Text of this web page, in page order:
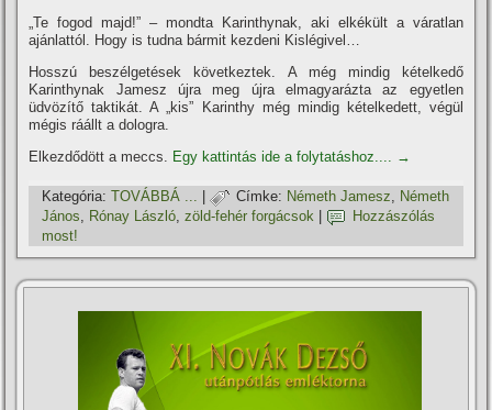
„Te fogod majd!” – mondta Karinthynak, aki elkékült a váratlan
ajánlattól. Hogy is tudna bármit kezdeni Kislégivel…
Hosszú beszélgetések következtek. A még mindig kételkedő
Karinthynak Jamesz újra meg újra elmagyarázta az egyetlen
üdvözí­tő taktikát. A „kis” Karinthy még mindig kételkedett, végül
mégis ráállt a dologra.
Elkezdődött a meccs. Egy kattintás ide a folytatáshoz.... →
Kategória: TOVÁBBÁ ... | Címke: Németh Jamesz, Németh
János, Rónay László,zöld-fehér forgácsok
Hozzászólás
most!